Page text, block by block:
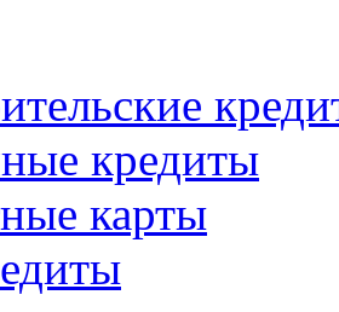
кредиты
карты